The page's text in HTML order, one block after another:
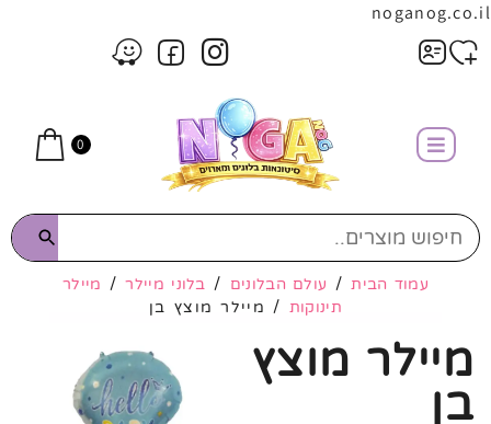
noganog.co.il
0
עמוד הבית/ עולם הבלונים / בלוני מיילר/ מיילר
תינוקות / מיילר מוצץ בן
מיילר מוצץ
בן